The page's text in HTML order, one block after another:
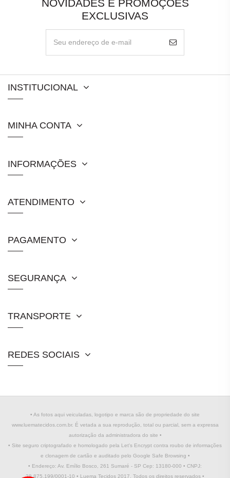
NOVIDADES E PROMOÇÕES
EXCLUSIVAS
INSTITUCIONAL
MINHA CONTA
INFORMAÇÕES
ATENDIMENTO
PAGAMENTO
SEGURANÇA
TRANSPORTE
REDES SOCIAIS
• As fotos aqui veiculadas, logotipo e marca são de propriedade do site
www.luematecidos.com.br. É vetada a sua reprodução, total ou parcial, sem a expressa
autorização da administradora do site •
• Site seguro criptografado e homologado pela Let's Encrypt contra roubo de informações
e clonagem de cartão e auditado pelo Google Safe Browsing •
• Endereço: Av. Emílio Bosco, 261 Sumaré - SP Cep: 13180-000 • CNPJ:
28.875.199/0001-10 • Luema Tecidos 2017. Todos os direitos reservados •